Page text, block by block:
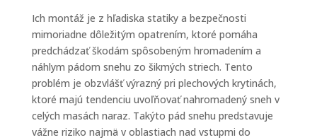
Ich montáž je z hľadiska statiky a bezpečnosti
mimoriadne dôležitým opatrením, ktoré pomáha
predchádzať škodám spôsobeným hromadením a
náhlym pádom snehu zo šikmých striech. Tento
problém je obzvlášť výrazný pri plechových krytinách,
ktoré majú tendenciu uvoľňovať nahromadený sneh v
celých masách naraz. Takýto pád snehu predstavuje
vážne riziko najmä v oblastiach nad vstupmi do